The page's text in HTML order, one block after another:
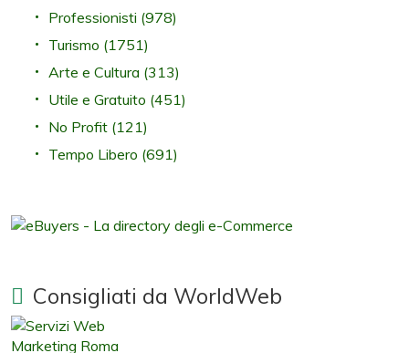
Professionisti (978)
Turismo (1751)
Arte e Cultura (313)
Utile e Gratuito (451)
No Profit (121)
Tempo Libero (691)
Consigliati da WorldWeb